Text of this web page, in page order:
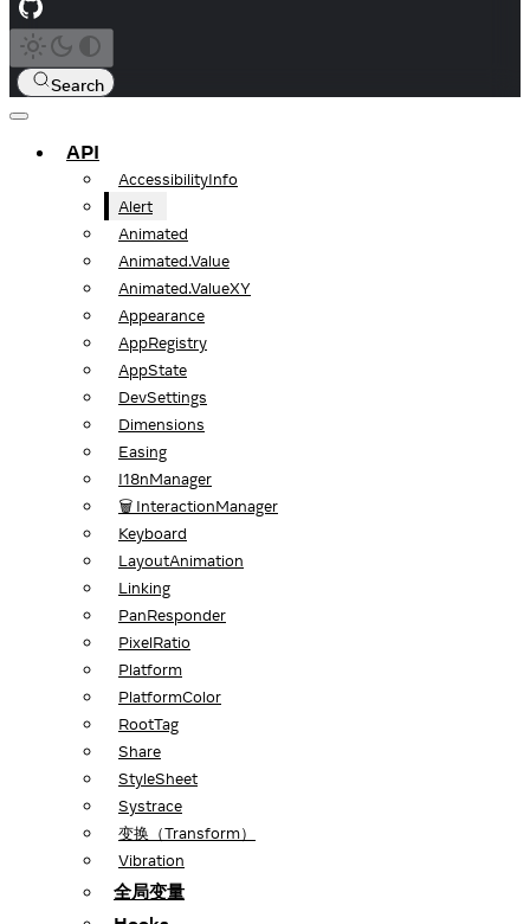
Search
API
AccessibilityInfo
Alert
Animated
Animated.Value
Animated.ValueXY
Appearance
AppRegistry
AppState
DevSettings
Dimensions
Easing
I18nManager
🗑️ InteractionManager
Keyboard
LayoutAnimation
Linking
PanResponder
PixelRatio
Platform
PlatformColor
RootTag
Share
StyleSheet
Systrace
变换（Transform）
Vibration
全局变量